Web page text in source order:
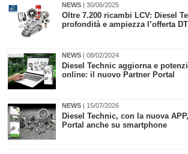
NEWS | 30/06/2025
Oltre 7.200 ricambi LCV: Diesel
profondità e ampiezza l’offerta
NEWS | 08/02/2024
Diesel Technic aggiorna e
online: il nuovo Partner Portal
NEWS | 15/07/2026
Diesel Technic, con la nuova
Portal anche su smartphone